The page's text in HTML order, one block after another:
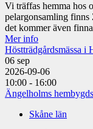
Vi träffas hemma hos
pelargonsamling
det kommer även
Mer info
Höstträdgårdsmässa i
06 sep
2026-09-06
10:00 - 16:00
Ängelholms
Skåne län